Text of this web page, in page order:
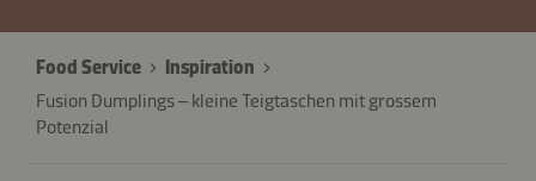
Food Service
Inspiration
Fusion Dumplings – kleine Teigtaschen mit grossem
Potenzial